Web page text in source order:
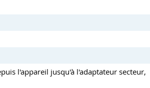
l'appareil jusqu'à l'adaptateur secteur,